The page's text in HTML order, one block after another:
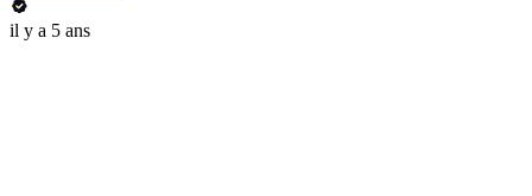
il y a 5 ans